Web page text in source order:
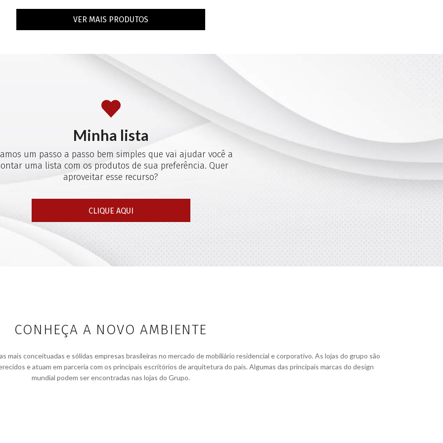
VER MAIS PRODUTOS
Minha lista
um passo a passo bem simples que vai ajudar você a
uma lista com os produtos de sua preferência. Quer
aproveitar esse recurso?
CLIQUE AQUI
CONHEÇA A NOVO AMBIENTE
mais conceituadas e sólidas empresas brasileiras no mercado de mobiliário residencial e corporativo. As lojas do grupo são
e atuam em parceria com os principais escritórios de arquitetura do país. Algumas das principais marcas do design
mundial podem ser encontradas nas lojas do Grupo.